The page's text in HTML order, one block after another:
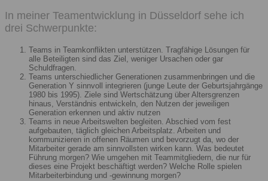
In meiner Teamentwicklung in Düsseldorf sehe ich
drei Schwerpunkte:
Teams in Teamkonflikten unterstützen. Tragfähige Lösungen für
alle Beteiligten sind das Ziel, weniger Ursachen oder gar
Schuldfragen.
Teams unterschiedlicher Generationen zusammenbringen und die
Generation Y sinnvoll integrieren (junge Leute der Geburtsjahrgänge
1980 bis 1995). Ziele sind Wertschätzung über Altersgrenzen
hinaus, Verständnis entwickeln, den Nutzen der jeweiligen
Generation erkennen und aktiv nutzen
Teams in neue Arbeitswelten begleiten. Abschied vom fest
aufgebauten, täglich gleichen Arbeitsplatz. Arbeiten und
kommunizieren in offenen Räumen und bevorzugt da, wo der
Mitarbeiter gerade am sinnvollsten wirken kann. Was bedeutet
Führung morgen? Wie umgehen mit Teammitgliedern, die nur für
dieses eine Projekt beschäftigt werden? Welche Rolle spielen
Mitarbeiterbindung und -gewinnung morgen?